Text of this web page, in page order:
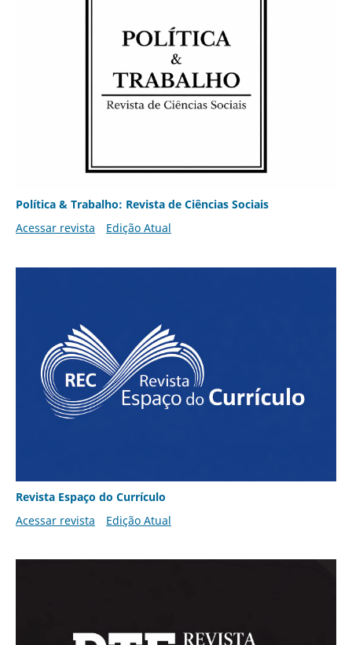
Política & Trabalho: Revista de Ciências Sociais
Acessar revista
Edição Atual
Revista Espaço do Currículo
Acessar revista
Edição Atual